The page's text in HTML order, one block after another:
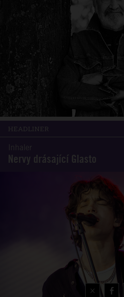
×
HEADLINER
Inhaler
Nervy drásající Glasto